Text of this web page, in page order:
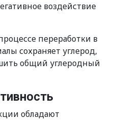
воздействие
переработки в
сохраняет углерод,
общий углеродный
обладают